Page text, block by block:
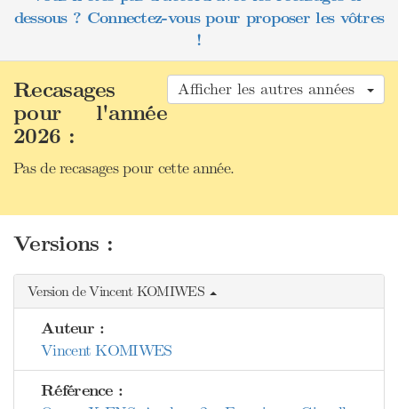
dessous ? Connectez-vous pour proposer les vôtres
!
Afficher les autres années
Recasages
pour l'année
2026 :
Pas de recasages pour cette année.
Versions :
Version de Vincent KOMIWES
Auteur :
Vincent KOMIWES
Référence :